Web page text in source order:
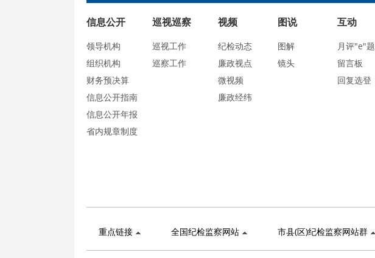
信息公开
领导机构
组织机构
财务预决算
信息公开指南
信息公开年报
省内规章制度
巡视巡察
巡视工作
巡察工作
视频
纪检动态
廉政视点
微视频
廉政经纬
图说
图解
镜头
互动
月评"e"题
留言板
回复选登
重点链接 全国纪检监察网站 市县(区)纪检监察网站群